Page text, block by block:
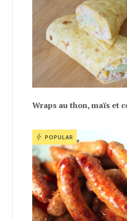
Wraps au thon, maïs et
POPULAR